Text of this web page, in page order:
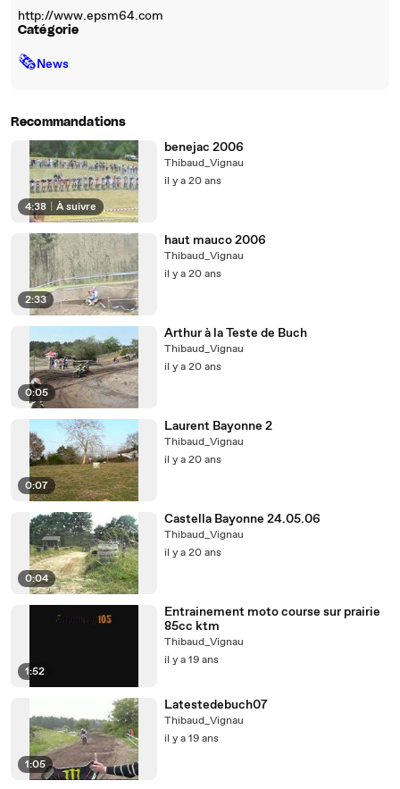
http://www.epsm64.com
Catégorie
🗞News
Recommandations
4:38 À suivre
benejac 2006
Thibaud_Vignau
il y a 20 ans
2:33
haut mauco 2006
Thibaud_Vignau
il y a 20 ans
0:05
Arthur à la Teste de Buch
Thibaud_Vignau
il y a 20 ans
0:07
Laurent Bayonne 2
Thibaud_Vignau
il y a 20 ans
0:04
Castella Bayonne 24.05.06
Thibaud_Vignau
il y a 20 ans
1:52
Entrainement moto course sur prairie
85cc ktm
Thibaud_Vignau
il y a 19 ans
1:05
Latestedebuch07
Thibaud_Vignau
il y a 19 ans